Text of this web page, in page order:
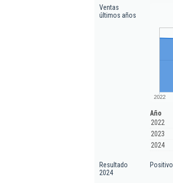
Ventas
últimos años
2022
Año
2022
2023
2024
Resultado
2024
Positivo